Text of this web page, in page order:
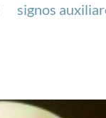
signos